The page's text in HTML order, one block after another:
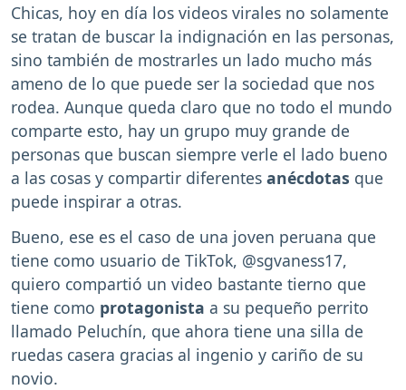
Chicas, hoy en día los videos virales no solamente
se tratan de buscar la indignación en las personas,
sino también de mostrarles un lado mucho más
ameno de lo que puede ser la sociedad que nos
rodea. Aunque queda claro que no todo el mundo
comparte esto, hay un grupo muy grande de
personas que buscan siempre verle el lado bueno
a las cosas y compartir diferentes anécdotas que
puede inspirar a otras.
Bueno, ese es el caso de una joven peruana que
tiene como usuario de TikTok, @sgvaness17,
quiero compartió un video bastante tierno que
tiene como protagonista a su pequeño perrito
llamado Peluchín, que ahora tiene una silla de
ruedas casera gracias al ingenio y cariño de su
novio.